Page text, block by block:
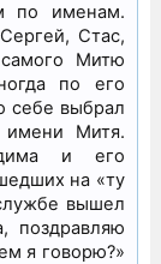
по именам.
Стас,
Митю
по его
себе выбрал
имени Митя.
и его
на «ту
вышел
поздравляю
я говорю?»